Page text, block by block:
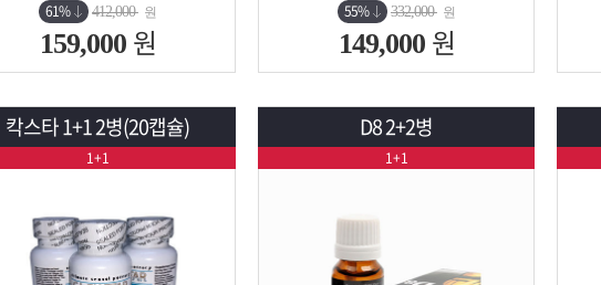
61% 412,000 원
159,000 원
55% 332,000 원
149,000 원
칵스타 1+1 2병(20캡슐)
1+1
D8 2+2병
1+1